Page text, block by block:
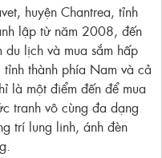
huyện Chantrea, tỉnh
lập từ năm 2008, đến
lịch và mua sắm hấp
thành phía Nam và cả
là một điểm đến để mua
tranh vô cùng đa dạng
trí lung linh, ánh đèn